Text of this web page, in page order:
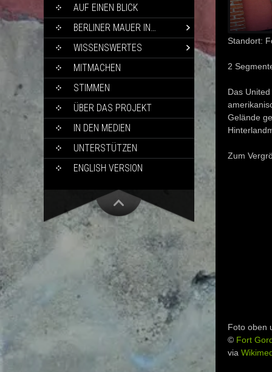
SKIP
CONTENT
AUF EINEN BLICK
BERLINER MAUER IN…
WISSENSWERTES
MITMACHEN
STIMMEN
ÜBER DAS PROJEKT
IN DEN MEDIEN
UNTERSTÜTZEN
ENGLISH VERSION
Standort:
2
Das
Gelände
Zum
Foto oben
© Fort
via